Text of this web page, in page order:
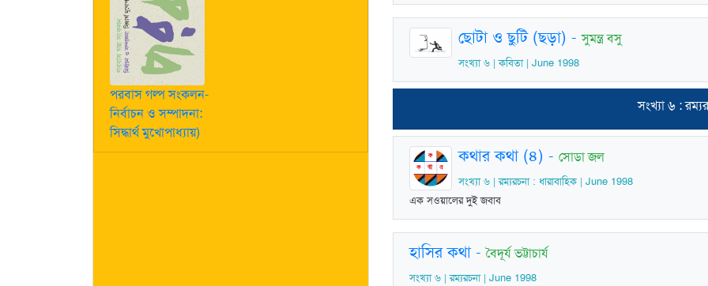
পরবাস গল্প সংকলন-
নির্বাচন ও সম্পাদনা:
সিদ্ধার্থ মুখোপাধ্যায়)
ছোটা ও ছুটি (ছড়া) -সুমন্ত্র বসু
সংখ্যা ৬ | কবিতা | June 1998
সংখ্যা ৬ :
কথার কথা (৪) - সোডা জল
সংখ্যা ৬ | রম্যরচনা : ধারাবাহিক | June 1998
এক সওয়ালের দুই জবাব
হাসির কথা -বৈদূর্য ভট্টাচার্য
সংখ্যা ৬ | রম্যরচনা | June 1998